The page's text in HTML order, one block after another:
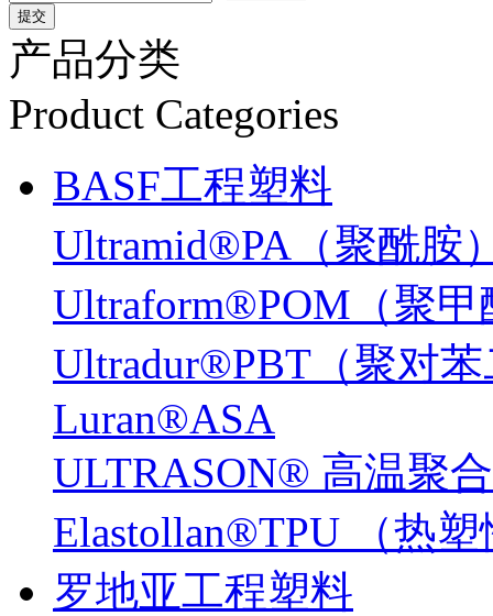
产品分类
Product Categories
BASF工程塑料
Ultramid®PA（聚酰胺
Ultraform®POM（聚甲
Ultradur®PBT（聚对
Luran®ASA
ULTRASON® 高温聚
Elastollan®TPU （热
罗地亚工程塑料